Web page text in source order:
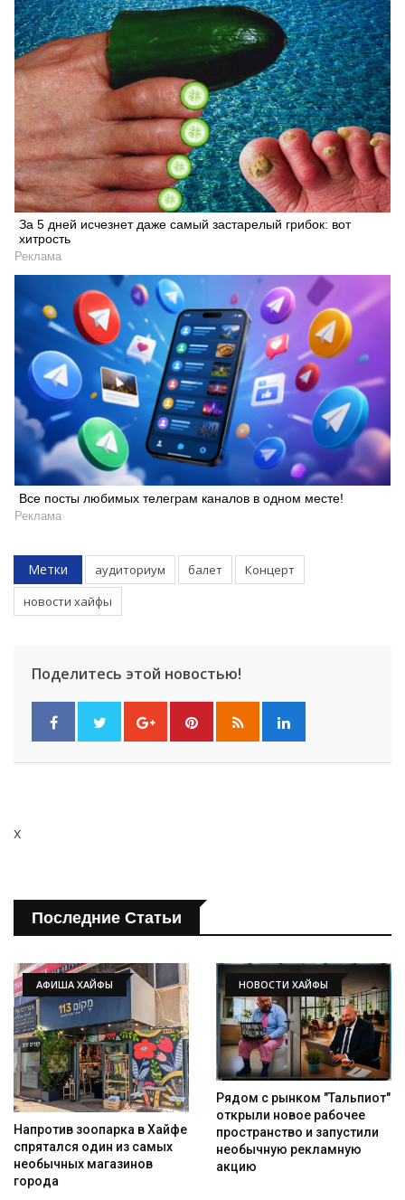
Искать
За 5 дней исчезнет даже самый застарелый грибок: вот
хитрость
Реклама
Все посты любимых телеграм каналов в одном месте!
Реклама
Метки аудиториум балет
Концерт
новости хайфы
Поделитесь этой новостью!
x
Последние Статьи
АФИША ХАЙФЫ
Напротив зоопарка в Хайфе
спрятался один из самых
необычных магазинов
города
НОВОСТИ ХАЙФЫ
Рядом с рынком "Тальпиот"
открыли новое рабочее
пространство и запустили
необычную рекламную
акцию